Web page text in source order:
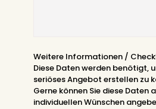
Weitere Informationen /
Diese Daten werden benötigt,
seriöses Angebot erstellen zu
Gerne können Sie diese Daten
individuellen Wünschen